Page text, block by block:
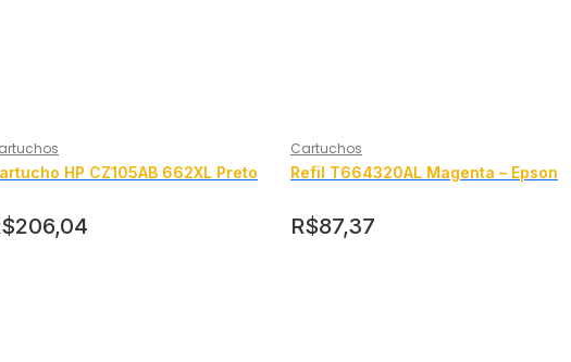
HP CZ105AB 662XL Preto
206,04
Cartuchos
Refil T664320AL Magenta – Epson
R$87,37